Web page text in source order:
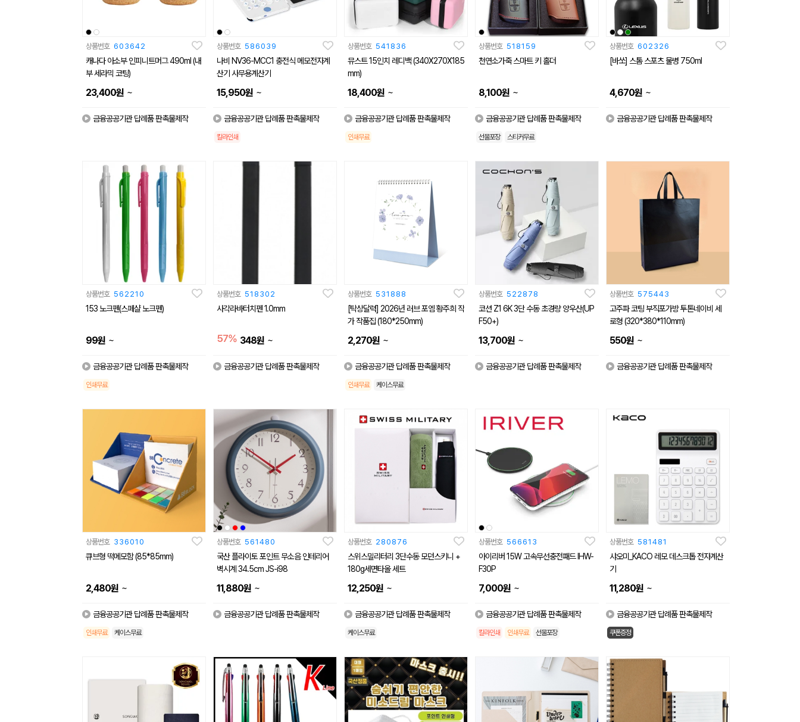
상품번호 603642
캐나다 아소부 인피니트머그 490ml (내
부 세라믹 코팅)
23,400원 ~
금융공공기관 답례품 판촉물제작
상품번호 586039
나비 NV36-MCC1 충전식 메모전자계
산기 사무용계산기
15,950원 ~
금융공공기관 답례품 판촉물제작
칼라인쇄
상품번호 541836
뮤스트 15인치 레디백 (340X270X185
mm)
18,400원 ~
금융공공기관 답례품 판촉물제작
인쇄무료
상품번호 518159
천연소가죽 스마트 키 홀더
8,100원 ~
금융공공기관 답례품 판촉물제작
선물포장 스티커무료
상품번호 602326
[바쏘] 스톰 스포츠 물병 750ml
4,670원 ~
금융공공기관 답례품 판촉물제작
상품번호 562210
153 노크펜(스페샬 노크펜)
99원 ~
금융공공기관 답례품 판촉물제작
인쇄무료
상품번호 518302
사각라바터치펜 1.0mm
57% 348원 ~
금융공공기관 답례품 판촉물제작
상품번호 531888
[탁상달력] 2026년 러브 포엠 황주희 작
가 작품집 (180*250mm)
2,270원 ~
금융공공기관 답례품 판촉물제작
인쇄무료 케이스무료
상품번호 522878
코션 Z1 6K 3단 수동 초경량 양우산(UP
F50+)
13,700원 ~
금융공공기관 답례품 판촉물제작
상품번호 575443
고주파 코팅 부직포가방 투톤네이비 세
로형 (320*380*110mm)
550원 ~
금융공공기관 답례품 판촉물제작
상품번호 336010
큐브형 떡메모함 (85*85mm)
2,480원 ~
금융공공기관 답례품 판촉물제작
인쇄무료 케이스무료
상품번호 561480
국산 플라이토 포인트 무소음 인테리어
벽시계 34.5cm JS-i98
11,880원 ~
금융공공기관 답례품 판촉물제작
상품번호 280876
스위스밀리터리 3단수동 모던스키니 +
180g세면타올 세트
12,250원 ~
금융공공기관 답례품 판촉물제작
케이스무료
상품번호 566613
아이리버 15W 고속무선충전패드 IHW-
F30P
7,000원 ~
금융공공기관 답례품 판촉물제작
칼라인쇄 인쇄무료 선물포장
상품번호 581481
샤오미_KACO 레모 데스크톱 전자계산
기
11,280원 ~
금융공공기관 답례품 판촉물제작
쿠폰증정